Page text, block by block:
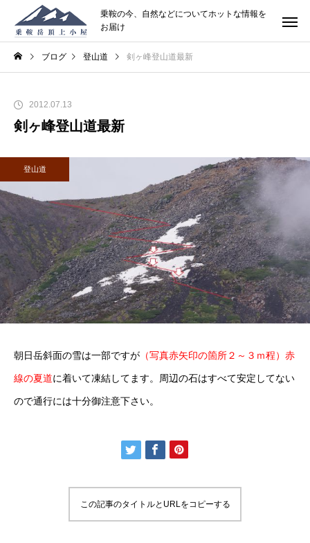
乗鞍の今、自然などについてホットな情報を
お届け
ブログ 登山道 剣ヶ峰登山道最新
2012.07.13
剣ヶ峰登山道最新
登山道
朝日岳斜面の雪は一部ですが （写真赤矢印の箇所２～３ｍ程）赤
線の夏道に着いて凍結してます。周辺の石はすべて安定してない
ので通行には十分御注意下さい。
この記事のタイトルとURLをコピーする